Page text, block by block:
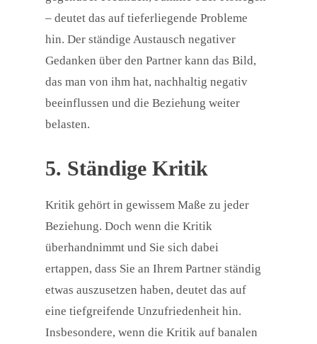
– deutet das auf tieferliegende Probleme
hin. Der ständige Austausch negativer
Gedanken über den Partner kann das Bild,
das man von ihm hat, nachhaltig negativ
beeinflussen und die Beziehung weiter
belasten.
5. Ständige Kritik
Kritik gehört in gewissem Maße zu jeder
Beziehung. Doch wenn die Kritik
überhandnimmt und Sie sich dabei
ertappen, dass Sie an Ihrem Partner ständig
etwas auszusetzen haben, deutet das auf
eine tiefgreifende Unzufriedenheit hin.
Insbesondere, wenn die Kritik auf banalen